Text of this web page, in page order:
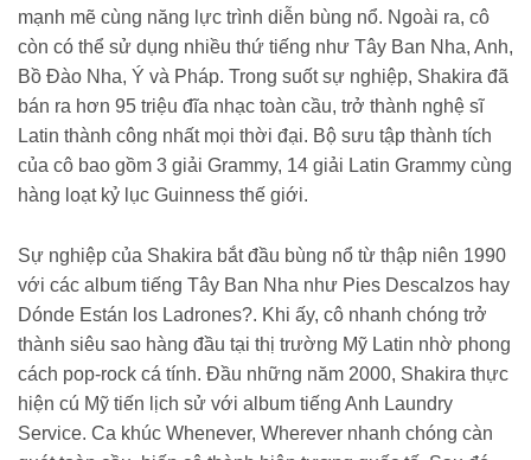
mạnh mẽ cùng năng lực trình diễn bùng nổ. Ngoài ra, cô
còn có thể sử dụng nhiều thứ tiếng như Tây Ban Nha, Anh,
Bồ Đào Nha, Ý và Pháp. Trong suốt sự nghiệp, Shakira đã
bán ra hơn 95 triệu đĩa nhạc toàn cầu, trở thành nghệ sĩ
Latin thành công nhất mọi thời đại. Bộ sưu tập thành tích
của cô bao gồm 3 giải Grammy, 14 giải Latin Grammy cùng
hàng loạt kỷ lục Guinness thế giới.
Sự nghiệp của Shakira bắt đầu bùng nổ từ thập niên 1990
với các album tiếng Tây Ban Nha như Pies Descalzos hay
Dónde Están los Ladrones?. Khi ấy, cô nhanh chóng trở
thành siêu sao hàng đầu tại thị trường Mỹ Latin nhờ phong
cách pop-rock cá tính. Đầu những năm 2000, Shakira thực
hiện cú Mỹ tiến lịch sử với album tiếng Anh Laundry
Service. Ca khúc Whenever, Wherever nhanh chóng càn